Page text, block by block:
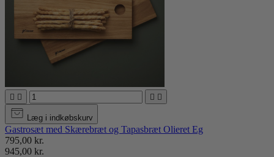
   
Læg i indkøbskurv
Gastrosæt med Skærebræt og Tapasbræt Olieret Eg
795,00 kr.
945,00 kr.